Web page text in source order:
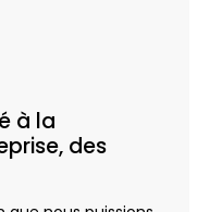
à la
des